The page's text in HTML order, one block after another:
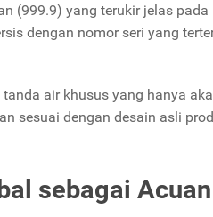
(999.9) yang terukir jelas
dengan nomor seri yang
air khusus yang hanya
sesuai dengan desain asli
sebagai